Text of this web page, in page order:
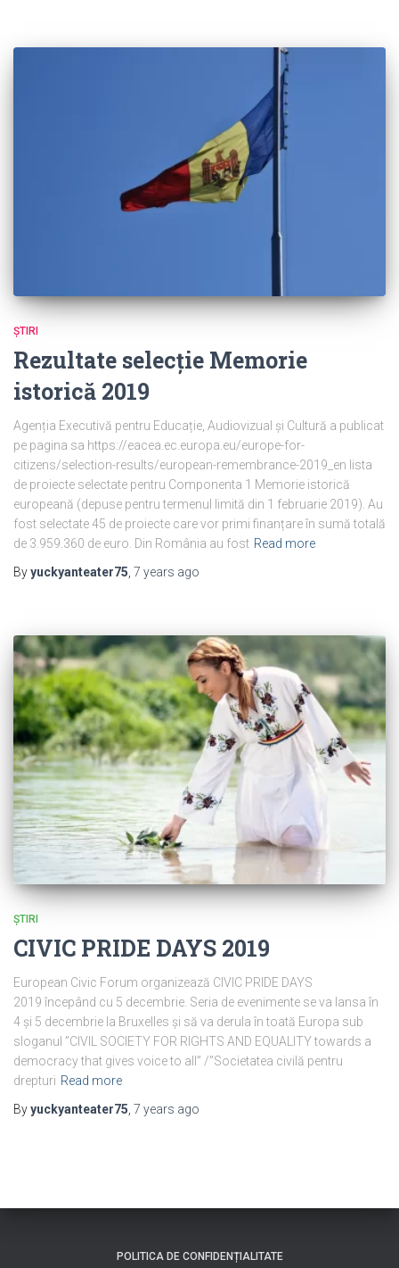
ȘTIRI
Rezultate selecție Memorie
istorică 2019
Agenția Executivă pentru Educație, Audiovizual și Cultură a publicat
pe pagina sa https://eacea.ec.europa.eu/europe-for-
citizens/selection-results/european-remembrance-2019_en lista
de proiecte selectate pentru Componenta 1 Memorie istorică
europeană (depuse pentru termenul limită din 1 februarie 2019). Au
fost selectate 45 de proiecte care vor primi finanțare în sumă totală
de 3.959.360 de euro. Din România au fost Read more
Byyuckyanteater75 7 years ago
ȘTIRI
CIVIC PRIDE DAYS 2019
European Civic Forum organizează CIVIC PRIDE DAYS
2019 începând cu 5 decembrie. Seria de evenimente se va lansa în
4 și 5 decembrie la Bruxelles și să va derula în toată Europa sub
sloganul ”CIVIL SOCIETY FOR RIGHTS AND EQUALITY towards a
democracy that gives voice to all” /”Societatea civilă pentru
drepturi Read more
Byyuckyanteater75 7 years ago
POLITICA DE CONFIDENȚIALITATE